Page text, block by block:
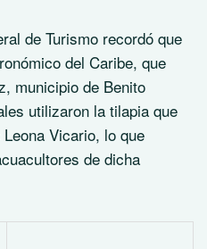
de Turismo recordó que
del Caribe, que
municipio de Benito
utilizaron la tilapia que
Vicario, lo que
de dicha